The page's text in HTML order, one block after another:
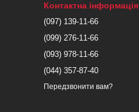
Контактна інформація
(097) 139-11-66
(099) 276-11-66
(093) 978-11-66
(044) 357-87-40
Передзвонити вам?